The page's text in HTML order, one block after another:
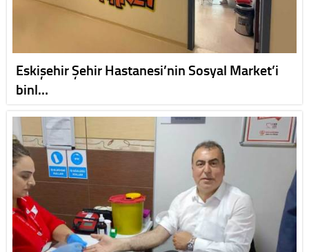
Eskişehir Şehir Hastanesi’nin Sosyal Market’i
binl…